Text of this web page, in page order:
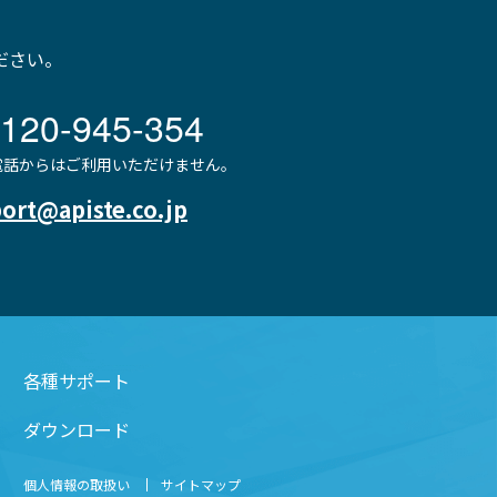
い。
945-354
からはご利用いただけません。
各種サポート
ダウンロード
個人情報の取扱い サイトマップ